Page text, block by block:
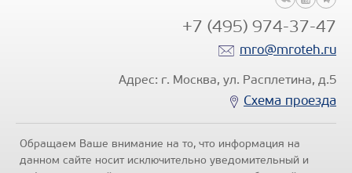
+7 (495) 974-37-47
mro@mroteh.ru
Адрес: г. Москва, ул. Расплетина, д.5
Схема проезда
Обращаем Ваше внимание на то, что информация на
данном сайте носит исключительно уведомительный и